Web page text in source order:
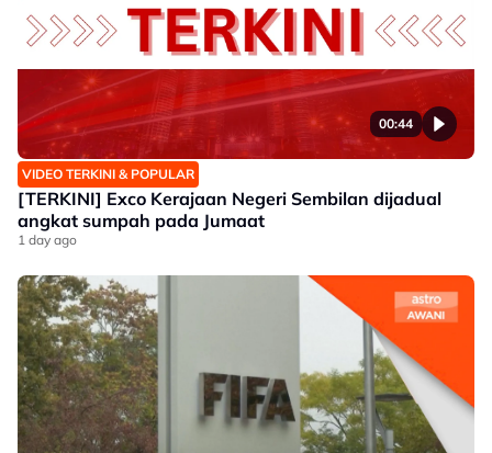
00:44
VIDEO TERKINI & POPULAR
[TERKINI] Exco Kerajaan Negeri Sembilan dijadual
angkat sumpah pada Jumaat
1 day ago